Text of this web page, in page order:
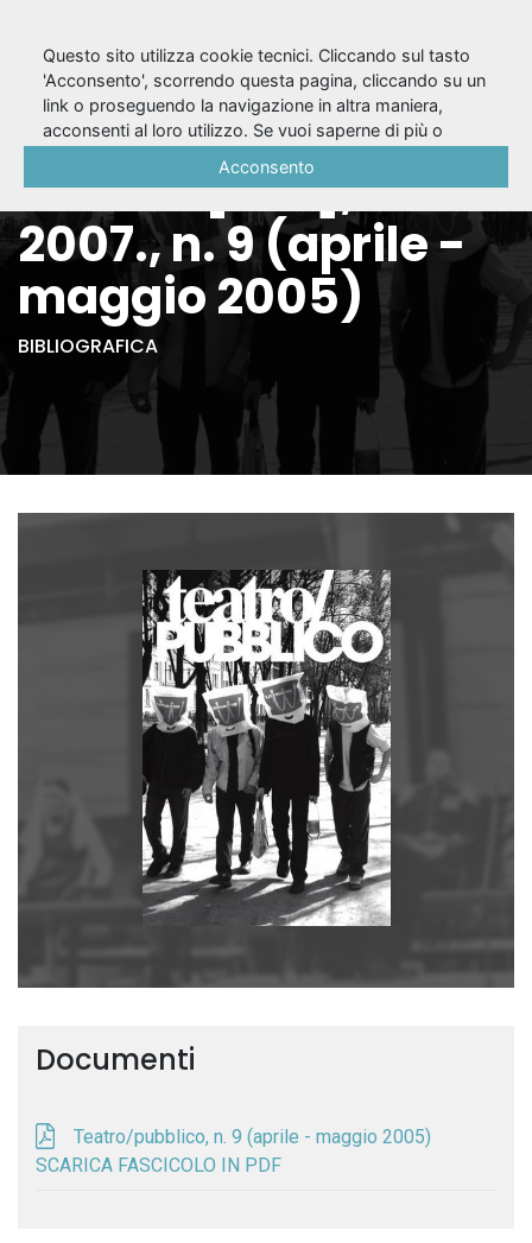
Teatro/pubblico. -
Torino : [s.n.], 2003-
2007., n. 9 (aprile -
maggio 2005)
BIBLIOGRAFICA
Documenti
Teatro/pubblico, n. 9 (aprile - maggio 2005)
SCARICA FASCICOLO IN PDF
Questo sito utilizza cookie tecnici. Cliccando sul tasto
'Acconsento', scorrendo questa pagina, cliccando su un
link o proseguendo la navigazione in altra maniera,
acconsenti al loro utilizzo. Se vuoi saperne di più o
Acconsento